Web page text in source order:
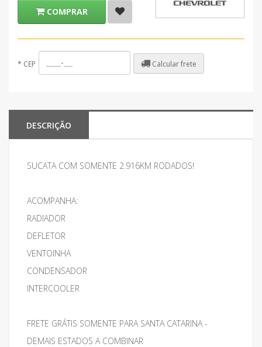
COMPRAR
* CEP Calcular frete
DESCRIÇÃO
SUCATA COM SOMENTE 2.916KM RODADOS!
ACOMPANHA:
RADIADOR
DEFLETOR
VENTOINHA
CONDENSADOR
INTERCOOLER
FRETE GRÁTIS SOMENTE PARA SANTA CATARINA -
DEMAIS ESTADOS A COMBINAR